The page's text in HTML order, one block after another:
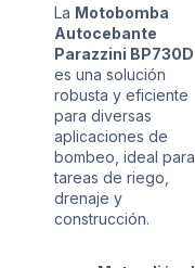
La Motobomba
Autocebante
Parazzini BP730D
es una solución
robusta y eficiente
para diversas
aplicaciones de
bombeo, ideal para
tareas de riego,
drenaje y
construcción.